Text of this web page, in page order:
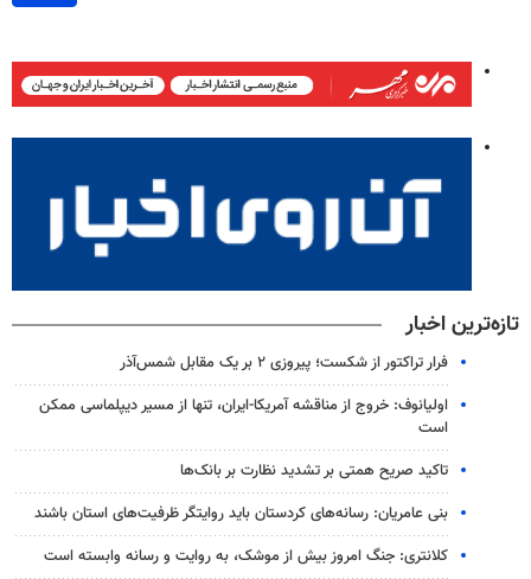
تازه‌ترین اخبار
فرار تراکتور از شکست؛ پیروزی ۲ بر یک مقابل شمس‌آذر
اولیانوف: خروج از مناقشه آمریکا-ایران، تنها از مسیر دیپلماسی ممکن
است
تاکید صریح همتی بر تشدید نظارت بر بانک‌ها
بنی عامریان: رسانه‌های کردستان باید روایتگر ظرفیت‌های استان باشند
کلانتری: جنگ امروز بیش از موشک، به روایت و رسانه وابسته است